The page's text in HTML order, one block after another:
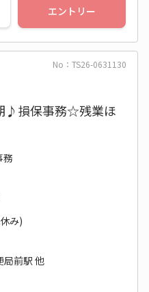
エントリー
No：TS26-0631130
♪損保事務☆残業ほ
務
み)
局前駅 他